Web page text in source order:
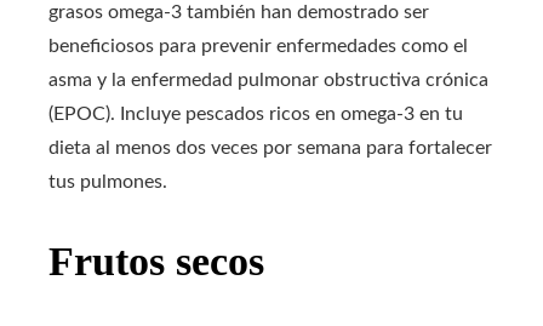
grasos omega-3 también han demostrado ser
beneficiosos para prevenir enfermedades como el
asma y la enfermedad pulmonar obstructiva crónica
(EPOC). Incluye pescados ricos en omega-3 en tu
dieta al menos dos veces por semana para fortalecer
tus pulmones.
Frutos secos